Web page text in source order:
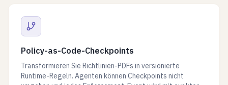
Policy-as-Code-Checkpoints
Transformieren Sie Richtlinien-PDFs in versionierte
Runtime-Regeln. Agenten können Checkpoints nicht